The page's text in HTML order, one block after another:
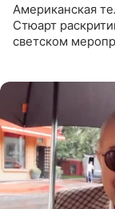
Американская
Стюарт
светском